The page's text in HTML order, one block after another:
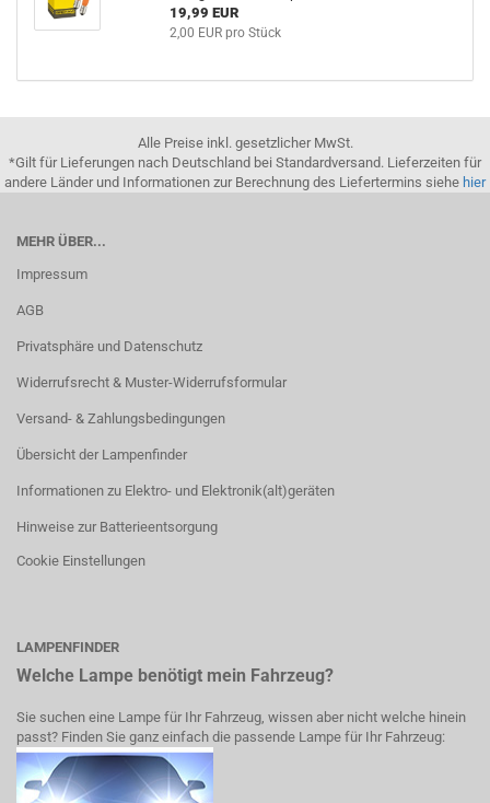
19,99 EUR
2,00 EUR pro Stück
Alle Preise inkl. gesetzlicher MwSt.
*Gilt für Lieferungen nach Deutschland bei Standardversand. Lieferzeiten für
andere Länder und Informationen zur Berechnung des Liefertermins siehe hier
MEHR ÜBER...
Impressum
AGB
Privatsphäre und Datenschutz
Widerrufsrecht & Muster-Widerrufsformular
Versand- & Zahlungsbedingungen
Übersicht der Lampenfinder
Informationen zu Elektro- und Elektronik(alt)geräten
Hinweise zur Batterieentsorgung
Cookie Einstellungen
LAMPENFINDER
Welche Lampe benötigt mein Fahrzeug?
Sie suchen eine Lampe für Ihr Fahrzeug, wissen aber nicht welche hinein
passt? Finden Sie ganz einfach die passende Lampe für Ihr Fahrzeug: